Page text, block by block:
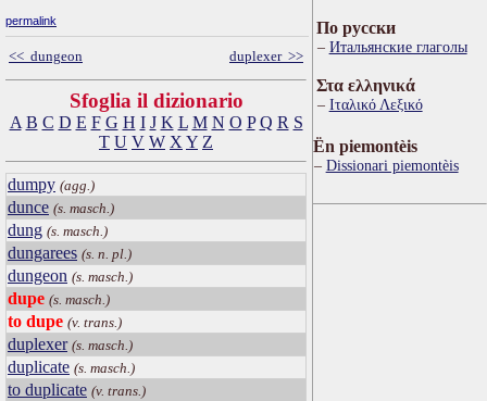
permalink
<< dungeon duplexer >>
Sfoglia il dizionario
A B C D E F G H I J K L M N O P Q R S
T U V W X Y Z
dumpy (agg.)
dunce (s. masch.)
dung (s. masch.)
dungarees (s. n. pl.)
dungeon (s. masch.)
dupe (s. masch.)
to dupe (v. trans.)
duplexer (s. masch.)
duplicate (s. masch.)
to duplicate (v. trans.)
По русски
Итальянские глаголы
Στα ελληνικά
Ιταλικό Λεξικό
Ën piemontèis
Dissionari piemontèis